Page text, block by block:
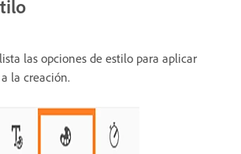
las opciones de estilo para aplicar
la creación.